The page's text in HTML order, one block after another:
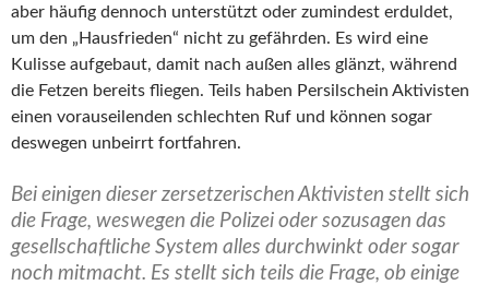
aber häufig dennoch unterstützt oder zumindest erduldet,
um den „Hausfrieden“ nicht zu gefährden. Es wird eine
Kulisse aufgebaut, damit nach außen alles glänzt, während
die Fetzen bereits fliegen. Teils haben Persilschein Aktivisten
einen vorauseilenden schlechten Ruf und können sogar
deswegen unbeirrt fortfahren.
Bei einigen dieser zersetzerischen Aktivisten stellt sich
die Frage, weswegen die Polizei oder sozusagen das
gesellschaftliche System alles durchwinkt oder sogar
noch mitmacht. Es stellt sich teils die Frage, ob einige